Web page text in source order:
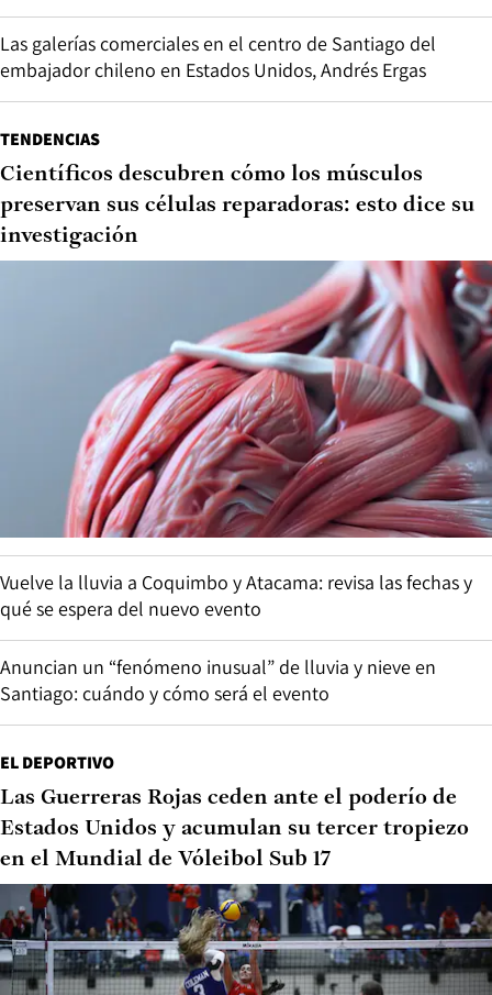
Las galerías comerciales en el centro de Santiago del
embajador chileno en Estados Unidos, Andrés Ergas
TENDENCIAS
Científicos descubren cómo los músculos
preservan sus células reparadoras: esto dice su
investigación
Vuelve la lluvia a Coquimbo y Atacama: revisa las fechas y
qué se espera del nuevo evento
Anuncian un “fenómeno inusual” de lluvia y nieve en
Santiago: cuándo y cómo será el evento
EL DEPORTIVO
Las Guerreras Rojas ceden ante el poderío de
Estados Unidos y acumulan su tercer tropiezo
en el Mundial de Vóleibol Sub 17